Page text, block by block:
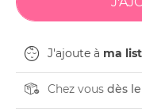
J'ajoute à ma
Chez vous dès